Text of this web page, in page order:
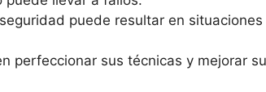
puede resultar en situaciones
perfeccionar sus técnicas y mejorar